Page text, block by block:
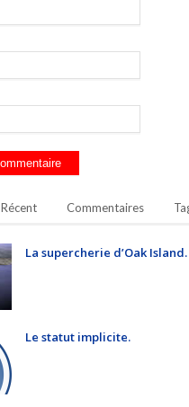
Récent Commentaires
La supercherie d’Oak Island.
Le statut implicite.